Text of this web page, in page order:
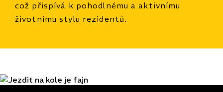
což přispívá k pohodlnému a aktivnímu
životnímu stylu rezidentů.